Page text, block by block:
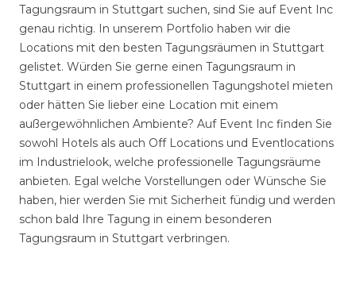
Tagungsraum in Stuttgart suchen, sind Sie auf Event Inc
genau richtig. In unserem Portfolio haben wir die
Locations mit den besten Tagungsräumen in Stuttgart
gelistet. Würden Sie gerne einen Tagungsraum in
Stuttgart in einem professionellen Tagungshotel mieten
oder hätten Sie lieber eine Location mit einem
außergewöhnlichen Ambiente? Auf Event Inc finden Sie
sowohl Hotels als auch Off Locations und Eventlocations
im Industrielook, welche professionelle Tagungsräume
anbieten. Egal welche Vorstellungen oder Wünsche Sie
haben, hier werden Sie mit Sicherheit fündig und werden
schon bald Ihre Tagung in einem besonderen
Tagungsraum in Stuttgart verbringen.